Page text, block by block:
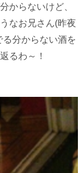
からないけど、
なお兄さん(昨夜
分からない酒を
るわ～！